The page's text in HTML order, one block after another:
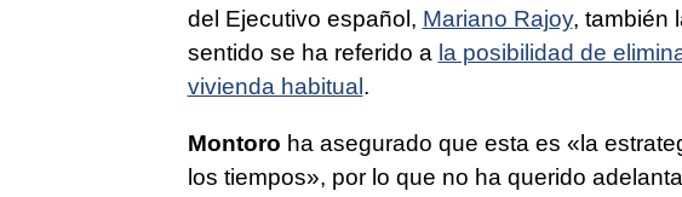
del Ejecutivo español, Mariano Rajoy, también
sentido se ha referido a la posibilidad de
vivienda habitual .
Montoro ha asegurado que esta es «la
los tiempos», por lo que no ha querido